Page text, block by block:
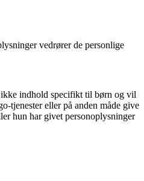
vedrører de personlige
ikke indhold specifikt til børn og vil
tjenester eller på anden måde give
hun har givet personoplysninger